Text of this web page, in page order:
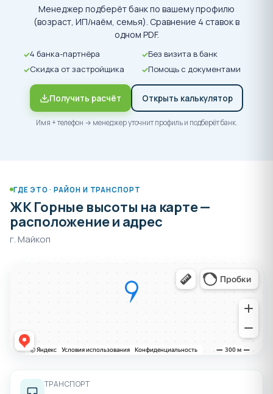
Менеджер подберёт банк по вашему профилю
(возраст, ИП/наём, семья). Сравнение 4 ставок в
одном PDF.
4 банка-партнёра
Без визита в банк
Скидка от застройщика
Помощь с документами
Получить расчёт Открыть калькулятор
Имя + телефон → менеджер уточнит профиль и подберёт банк.
ГДЕ ЭТО · РАЙОН И ТРАНСПОРТ
ЖК Горные высоты на карте —
расположение и адрес
г. Майкоп
ТРАНСПОРТ